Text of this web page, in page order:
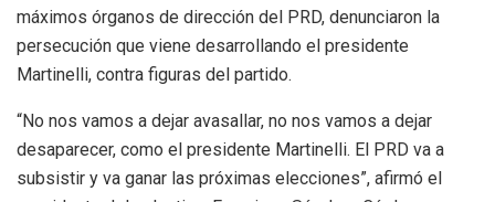
máximos órganos de dirección del PRD, denunciaron la
persecución que viene desarrollando el presidente
Martinelli, contra figuras del partido.
“No nos vamos a dejar avasallar, no nos vamos a dejar
desaparecer, como el presidente Martinelli. El PRD va a
subsistir y va ganar las próximas elecciones”, afirmó el